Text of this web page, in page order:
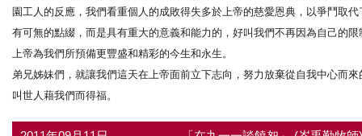
園工人的反應，我們看重個人的成敗得失多於上帝的慈愛恩典，以爭鬥取
有可無的點綴，而是具有重大的意義和能力的，好叫我們不再因為自己的
上帝為我們所預備更豐盛和精彩的今生和永生。
弟兄姊妹們，就讓我們這天在上帝面前立下志向，努力放棄從自我中心而
叫世人藉我們而得福。